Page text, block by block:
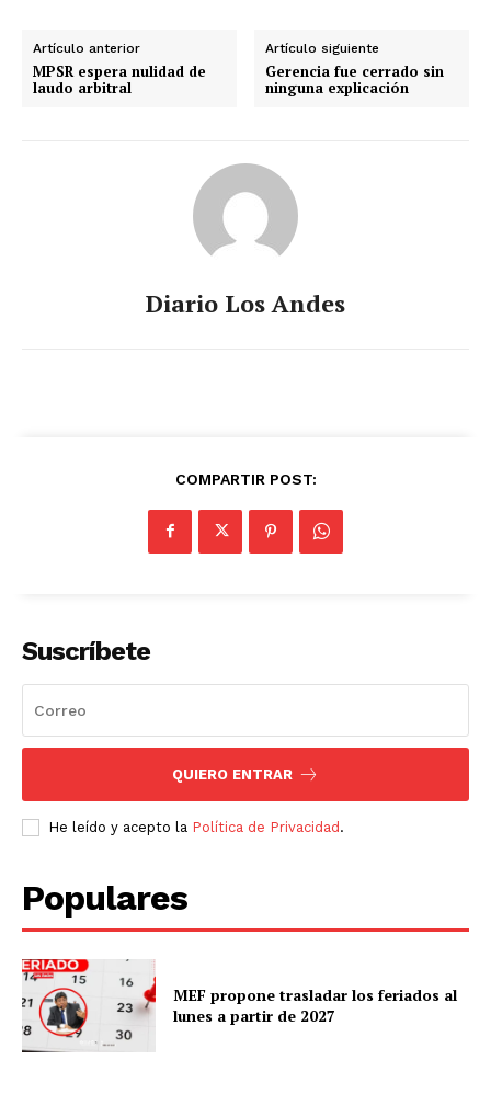
Artículo anterior
MPSR espera nulidad de
laudo arbitral
Artículo siguiente
Gerencia fue cerrado sin
ninguna explicación
Diario Los Andes
COMPARTIR POST:
Suscríbete
QUIERO ENTRAR
He leído y acepto la Política de Privacidad.
Populares
MEF propone trasladar los feriados al
lunes a partir de 2027